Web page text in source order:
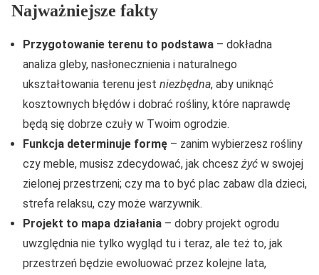
Najważniejsze fakty
Przygotowanie terenu to podstawa – dokładna
analiza gleby, nasłonecznienia i naturalnego
ukształtowania terenu jest niezbędna, aby uniknąć
kosztownych błędów i dobrać rośliny, które naprawdę
będą się dobrze czuły w Twoim ogrodzie.
Funkcja determinuje formę – zanim wybierzesz rośliny
czy meble, musisz zdecydować, jak chcesz żyć w swojej
zielonej przestrzeni; czy ma to być plac zabaw dla dzieci,
strefa relaksu, czy może warzywnik.
Projekt to mapa działania – dobry projekt ogrodu
uwzględnia nie tylko wygląd tu i teraz, ale też to, jak
przestrzeń będzie ewoluować przez kolejne lata,